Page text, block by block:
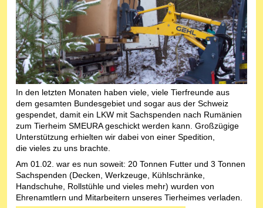
In den letzten Monaten haben viele, viele Tierfreunde aus
dem gesamten Bundesgebiet und sogar aus der Schweiz
gespendet, damit ein LKW mit Sachspenden nach Rumänien
zum Tierheim SMEURA geschickt werden kann. Großzügige
Unterstützung erhielten wir dabei von einer Spedition,
die vieles zu uns brachte.
Am 01.02. war es nun soweit: 20 Tonnen Futter und 3 Tonnen
Sachspenden (Decken, Werkzeuge, Kühlschränke,
Handschuhe, Rollstühle und vieles mehr) wurden von
Ehrenamtlern und Mitarbeitern unseres Tierheimes verladen.